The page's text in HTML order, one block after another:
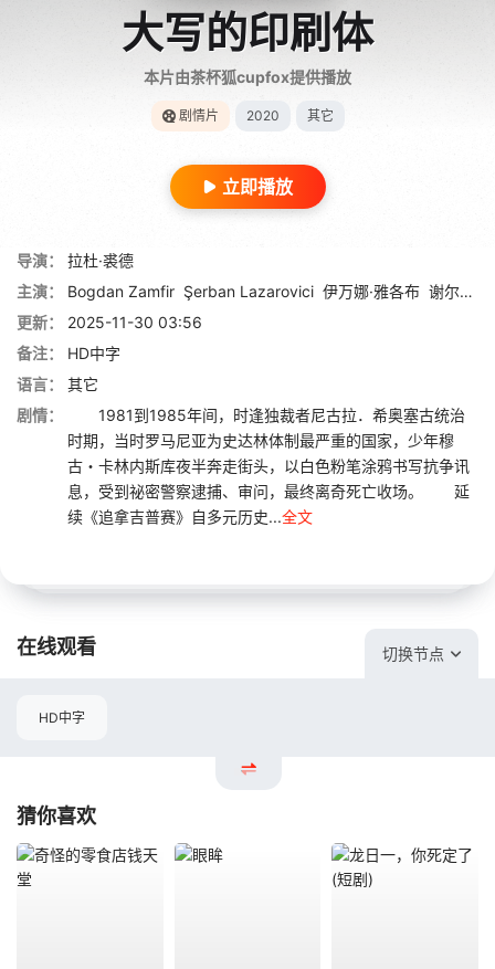
大写的印刷体
本片由茶杯狐cupfox提供播放
剧情片 2020 其它
立即播放
导演：
拉杜·裘德
主演：
Bogdan Zamfir Şerban Lazarovici 伊万娜·雅各布 谢尔班·帕夫卢
更新：
2025-11-30 03:56
备注：
HD中字
语言：
其它
剧情：
1981到1985年间，时逢独裁者尼古拉．希奥塞古统治
时期，当时罗马尼亚为史达林体制最严重的国家，少年穆
古・卡林内斯库夜半奔走街头，以白色粉笔涂鸦书写抗争讯
息，受到祕密警察逮捕、审问，最终离奇死亡收场。 延
续《追拿吉普赛》自多元历史...全文
在线观看 切换节点
HD中字
猜你喜欢